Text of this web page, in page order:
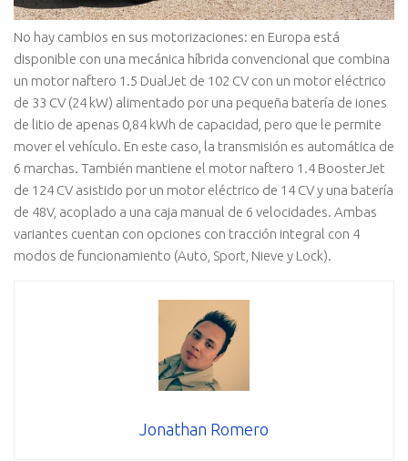
No hay cambios en sus motorizaciones: en Europa está
disponible con una mecánica híbrida convencional que combina
un motor naftero 1.5 DualJet de 102 CV con un motor eléctrico
de 33 CV (24 kW) alimentado por una pequeña batería de iones
de litio de apenas 0,84 kWh de capacidad, pero que le permite
mover el vehículo. En este caso, la transmisión es automática de
6 marchas. También mantiene el motor naftero 1.4 BoosterJet
de 124 CV asistido por un motor eléctrico de 14 CV y una batería
de 48V, acoplado a una caja manual de 6 velocidades. Ambas
variantes cuentan con opciones con tracción integral con 4
modos de funcionamiento (Auto, Sport, Nieve y Lock).
Jonathan Romero